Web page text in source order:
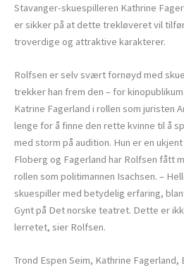
Stavanger-skuespilleren Kathrine
er sikker på at dette trekløveret vil
troverdige og attraktive karakterer.
Rolfsen er selv svært fornøyd med
trekker han frem den – for
Katrine Fagerland i rollen som juristen
lenge for å finne den rette kvinne til å
med storm på audition. Hun er en
Floberg og Fagerland har Rolfsen fått
rollen som politimannen Isachsen. –
skuespiller med betydelig erfaring,
Gynt på Det norske teatret. Dette er
lerretet, sier Rolfsen.
Trond Espen Seim, Kathrine